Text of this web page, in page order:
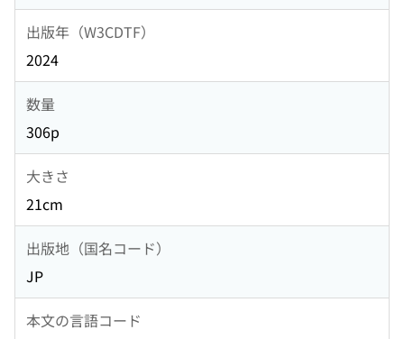
出版年（W3CDTF）
2024
数量
306p
大きさ
21cm
出版地（国名コード）
JP
本文の言語コード